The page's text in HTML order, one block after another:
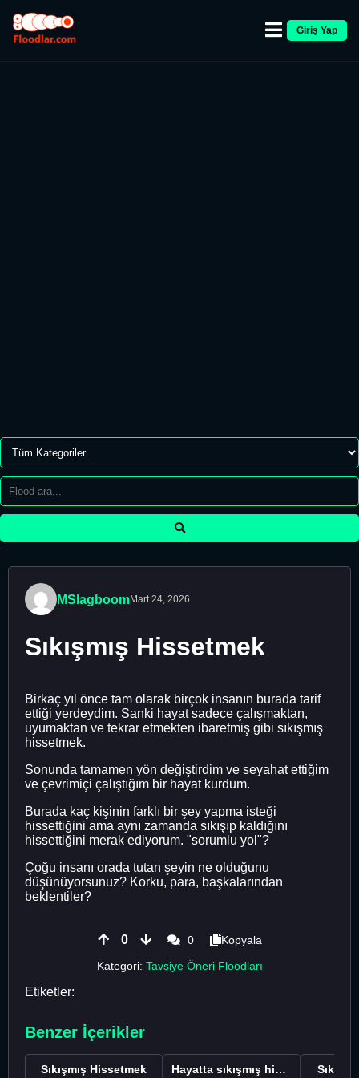
Giriş Yap
MSlagboomMart 24, 2026
Sıkışmış Hissetmek
Birkaç yıl önce tam olarak birçok insanın burada tarif
ettiği yerdeydim. Sanki hayat sadece çalışmaktan,
uyumaktan ve tekrar etmekten ibaretmiş gibi sıkışmış
hissetmek.
Sonunda tamamen yön değiştirdim ve seyahat ettiğim
ve çevrimiçi çalıştığım bir hayat kurdum.
Burada kaç kişinin farklı bir şey yapma isteği
hissettiğini ama aynı zamanda sıkışıp kaldığını
hissettiğini merak ediyorum. "sorumlu yol"?
Çoğu insanı orada tutan şeyin ne olduğunu
düşünüyorsunuz? Korku, para, başkalarından
beklentiler?
0 0
Kopyala
Kategori: Tavsiye Öneri Floodları
Etiketler:
Benzer İçerikler
Sıkışmış Hissetmek Hayatta sıkışmış hissetmek